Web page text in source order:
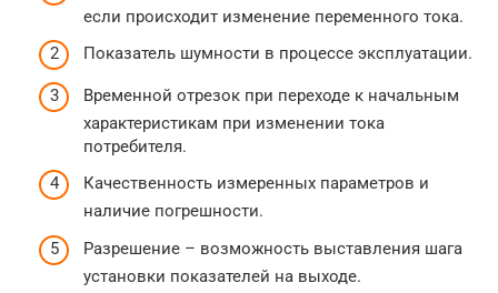
если происходит изменение переменного тока.
Показатель шумности в процессе эксплуатации.
Временной отрезок при переходе к начальным
характеристикам при изменении тока
потребителя.
Качественность измеренных параметров и
наличие погрешности.
Разрешение – возможность выставления шага
установки показателей на выходе.